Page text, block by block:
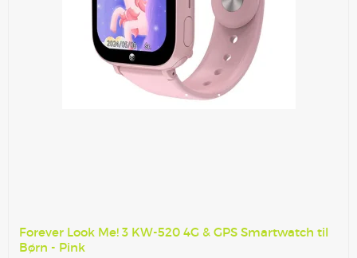
Forever Look Me! 3 KW-520 4G & GPS Smartwatch til
Børn - Pink